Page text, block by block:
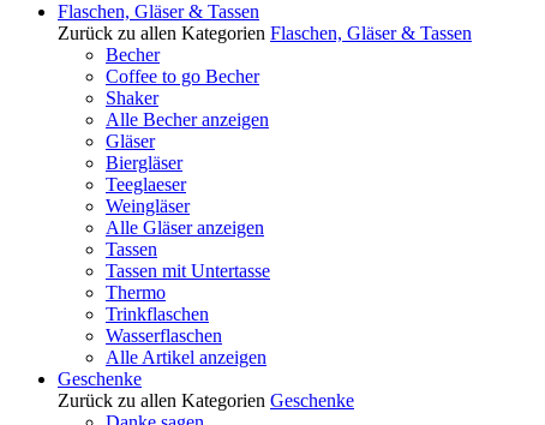
Flaschen, Gläser & Tassen
Zurück zu allen Kategorien Flaschen, Gläser & Tassen
Becher
Coffee to go Becher
Shaker
Alle Becher anzeigen
Gläser
Biergläser
Teeglaeser
Weingläser
Alle Gläser anzeigen
Tassen
Tassen mit Untertasse
Thermo
Trinkflaschen
Wasserflaschen
Alle Artikel anzeigen
Geschenke
Zurück zu allen Kategorien Geschenke